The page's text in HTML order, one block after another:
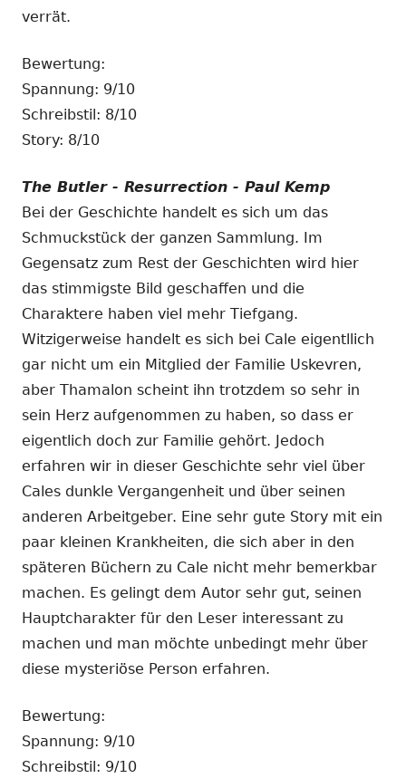
verrät.
Bewertung:
Spannung: 9/10
Schreibstil: 8/10
Story: 8/10
The Butler - Resurrection - Paul Kemp
Bei der Geschichte handelt es sich um das
Schmuckstück der ganzen Sammlung. Im
Gegensatz zum Rest der Geschichten wird hier
das stimmigste Bild geschaffen und die
Charaktere haben viel mehr Tiefgang.
Witzigerweise handelt es sich bei Cale eigentllich
gar nicht um ein Mitglied der Familie Uskevren,
aber Thamalon scheint ihn trotzdem so sehr in
sein Herz aufgenommen zu haben, so dass er
eigentlich doch zur Familie gehört. Jedoch
erfahren wir in dieser Geschichte sehr viel über
Cales dunkle Vergangenheit und über seinen
anderen Arbeitgeber. Eine sehr gute Story mit ein
paar kleinen Krankheiten, die sich aber in den
späteren Büchern zu Cale nicht mehr bemerkbar
machen. Es gelingt dem Autor sehr gut, seinen
Hauptcharakter für den Leser interessant zu
machen und man möchte unbedingt mehr über
diese mysteriöse Person erfahren.
Bewertung:
Spannung: 9/10
Schreibstil: 9/10